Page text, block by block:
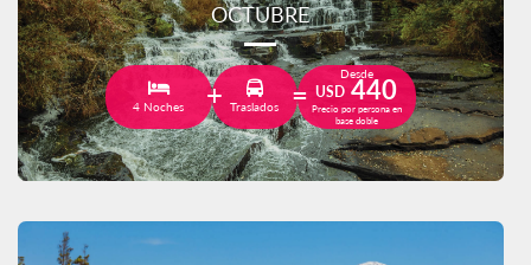
OCTUBRE
4 Noches Traslados
Desde
USD 440
Precio por persona en
base doble